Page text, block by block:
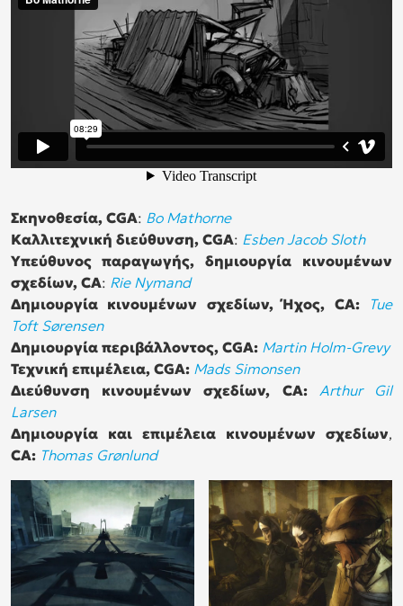
Σκηνοθεσία, CGA: Bo Mathorne
Καλλιτεχνική διεύθυνση, CGA: Esben Jacob Sloth
Υπεύθυνος παραγωγής, δημιουργία κινουμένων
σχεδίων, CA: Rie Nymand
Δημιουργία κινουμένων σχεδίων, Ήχος, CA:
Tue
Toft Sørensen
Δημιουργία περιβάλλοντος, CGA: Martin Holm-Grevy
Τεχνική επιμέλεια, CGA: Mads Simonsen
Διεύθυνση κινουμένων σχεδίων, CA: Arthur Gil
Larsen
Δημιουργία και επιμέλεια κινουμένων σχεδίων,
CA: Thomas Grønlund